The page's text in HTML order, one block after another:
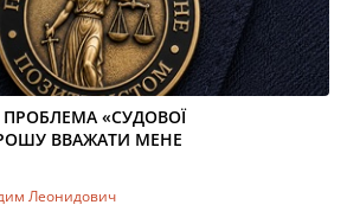
«СУДОВОЇ
ВВАЖАТИ МЕНЕ
Леонидович